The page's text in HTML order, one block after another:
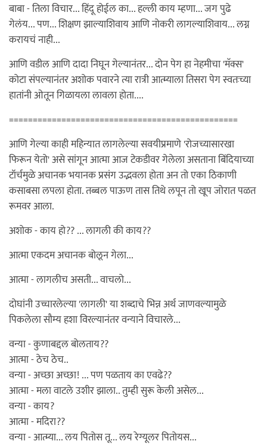
बाबा - तिला विचार... हिंदू होईल का... हल्ली काय म्हणा... जग पुढे
गेलंय... पण... शिक्षण झाल्याशिवाय आणि नोकरी लागल्याशिवाय... लग्न
करायचं नाही...
आणि वडील आणि दादा निघून गेल्यानंतर... दोन पेग हा नेहमीचा 'मॅक्स'
कोटा संपल्यानंतर अशोक पवारने त्या रात्री आत्म्याला तिसरा पेग स्वतःच्या
हातांनी ओतून गिळायला लावला होता....
================================================
आणि गेल्या काही महिन्यात लागलेल्या सवयीप्रमाणे 'रोजच्यासारखा
फिरून येतो' असे सांगून आत्मा आज टेकडीवर गेलेला असताना बिंदियाच्या
टॉर्चमुळे अचानक भयानक प्रसंग उद्भवला होता अन तो एका ठिकाणी
कसाबसा लपला होता. तब्बल पाऊण तास तिथे लपून तो खूप जोरात पळत
रूमवर आला.
अशोक - काय हो?? ... लागली की काय??
आत्मा एकदम अचानक बोलून गेला...
आत्मा - लागलीच असती... वाचलो...
दोघांनी उच्चारलेल्या 'लागली' या शब्दाचे भिन्न अर्थ जाणवल्यामुळे
पिकलेला सौम्य हशा विरल्यानंतर वन्याने विचारले...
वन्या - कुणाबद्दल बोलताय??
आत्मा - ठेच ठेच..
वन्या - अच्छा अच्छा! ... पण पळताय का एवढे??
आत्मा - मला वाटले उशीर झाला.. तुम्ही सुरू केली असेल...
वन्या - काय?
आत्मा - मदिरा??
वन्या - आत्म्या... लय पितोस तू... लय रेग्यूलर पितोयस...